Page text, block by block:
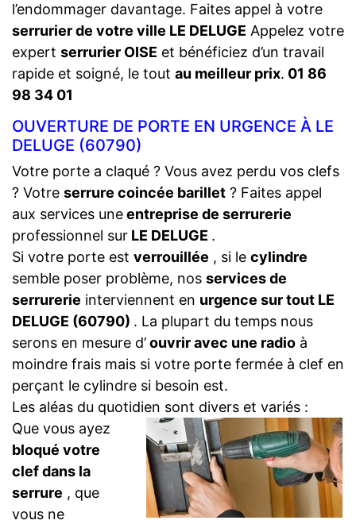
l’endommager davantage. Faites appel à votre
serrurier de votre ville LE DELUGE Appelez votre
expert serrurier OISE et bénéficiez d’un travail
rapide et soigné, le tout au meilleur prix. 01 86
98 34 01
OUVERTURE DE PORTE EN URGENCE À LE
DELUGE (60790)
Votre porte a claqué ? Vous avez perdu vos clefs
? Votre serrure coincée barillet ? Faites appel
aux services uneentreprise de serrurerie
professionnel sur LE DELUGE .
Si votre porte est verrouillée , si le cylindre
semble poser problème, nos services de
serrurerie interviennent en urgence sur tout LE
DELUGE (60790) . La plupart du temps nous
serons en mesure d’ouvrir avec une radio à
moindre frais mais si votre porte fermée à clef en
perçant le cylindre si besoin est.
Les aléas du quotidien sont divers et variés :
Que vous ayez
bloqué votre
clef dans la
serrure , que
vous ne